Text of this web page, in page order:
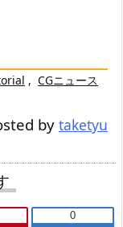
, CGニュース
by taketyu
0